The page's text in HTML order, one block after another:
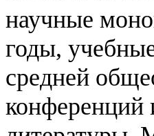
научные
годы,
средней
конференций